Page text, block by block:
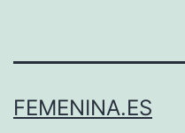
FEMENINA.ES